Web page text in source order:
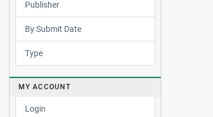
Publisher
By Submit Date
Type
MY ACCOUNT
Login